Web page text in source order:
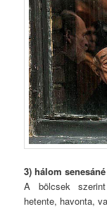
3) hálom senesáné
A bölcsek
hetente, havonta,